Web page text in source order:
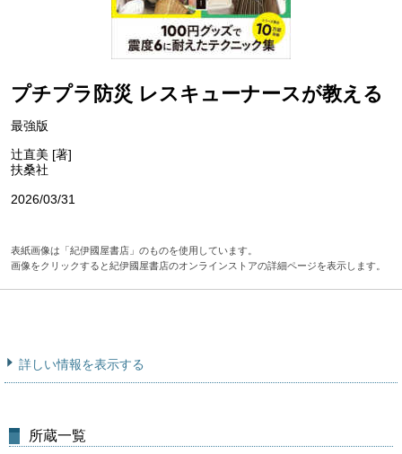
プチプラ防災 レスキューナースが教える
最強版
辻直美 [著]
扶桑社
2026/03/31
表紙画像は「紀伊國屋書店」のものを使用しています。
画像をクリックすると紀伊國屋書店のオンラインストアの詳細ページを表示します。
詳しい情報を表示する
所蔵一覧